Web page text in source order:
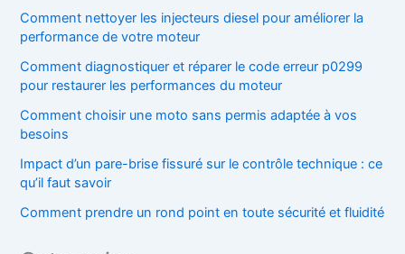
Comment nettoyer les injecteurs diesel pour améliorer la
performance de votre moteur
Comment diagnostiquer et réparer le code erreur p0299
pour restaurer les performances du moteur
Comment choisir une moto sans permis adaptée à vos
besoins
Impact d’un pare-brise fissuré sur le contrôle technique : ce
qu’il faut savoir
Comment prendre un rond point en toute sécurité et fluidité